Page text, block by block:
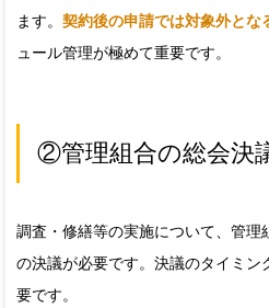
ます。 契約後の申請では対象外とな
ュール管理が極めて重要です。
②管理組合の総会決
調査・修繕等の実施について、管理
の決議が必要です。決議のタイミン
要です。